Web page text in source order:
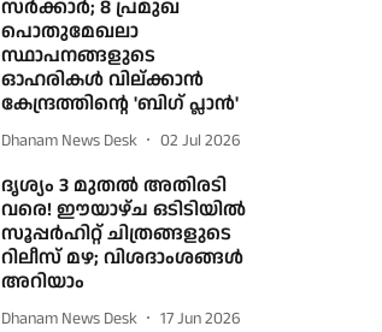
സര്‍ക്കാര്‍; 8 പ്രമുഖ
പൊതുമേഖലാ
സ്ഥാപനങ്ങളുടെ
ഓഹരികള്‍ വില്ക്കാന്‍
കേന്ദ്രത്തിന്റെ 'ബിഗ് പ്ലാന്‍'
Dhanam News Desk 02 Jul 2026
ദൃശ്യം 3 മുതല്‍ അതിരടി
വരെ! ഈയാഴ്ച ഒടിടിയില്‍
സൂപ്പര്‍ഹിറ്റ് ചിത്രങ്ങളുടെ
റിലീസ് മഴ; വിശദാംശങ്ങള്‍
അറിയാം
Dhanam News Desk 17 Jun 2026